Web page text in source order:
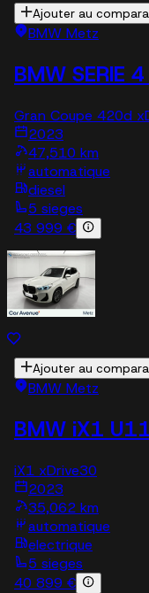
Ajouter au
BMW Metz
BMW SERIE
Gran Coupe 420d
2023
47,510 km
automatique
diesel
5 sieges
43 999 €
Ajouter au
BMW Metz
BMW iX1
iX1 xDrive30
2023
35,062 km
automatique
electrique
5 sieges
40 899 €